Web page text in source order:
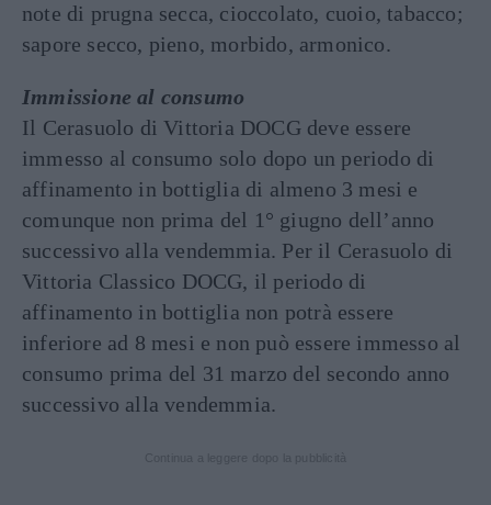
note di prugna secca, cioccolato, cuoio, tabacco;
sapore secco, pieno, morbido, armonico.
Immissione al consumo
Il Cerasuolo di Vittoria DOCG deve essere
immesso al consumo solo dopo un periodo di
affinamento in bottiglia di almeno 3 mesi e
comunque non prima del 1° giugno dell’anno
successivo alla vendemmia. Per il Cerasuolo di
Vittoria Classico DOCG, il periodo di
affinamento in bottiglia non potrà essere
inferiore ad 8 mesi e non può essere immesso al
consumo prima del 31 marzo del secondo anno
successivo alla vendemmia.